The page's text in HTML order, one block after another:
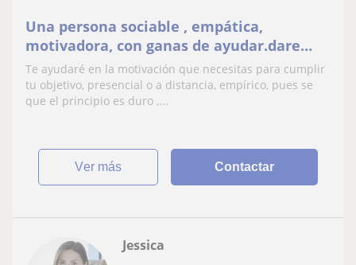
Una persona sociable , empática,
motivadora, con ganas de ayudar.dare
clases a toda persona que lo necesite
Te ayudaré en la motivación que necesitas para cumplir
tu objetivo, presencial o a distancia, empírico, pues se
que el principio es duro ,...
ver más Contactar
Jessica